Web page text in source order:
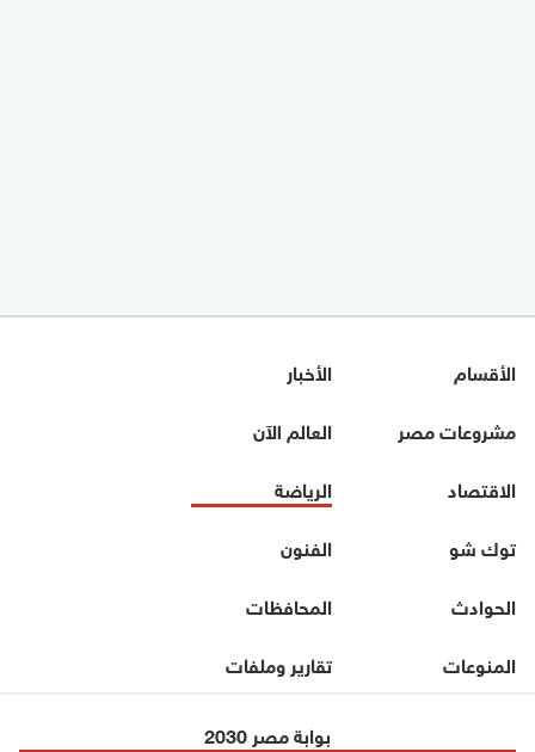
الأقسام
الأخبار
مشروعات مصر
العالم الآن
الاقتصاد
الرياضة
توك شو
الفنون
الحوادث
المحافظات
المنوعات
تقارير وملفات
بوابة مصر 2030